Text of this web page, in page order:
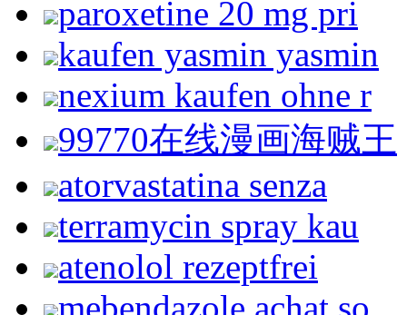
paroxetine 20 mg pri
kaufen yasmin yasmin
nexium kaufen ohne r
99770在线漫画海贼王
atorvastatina senza
terramycin spray kau
atenolol rezeptfrei